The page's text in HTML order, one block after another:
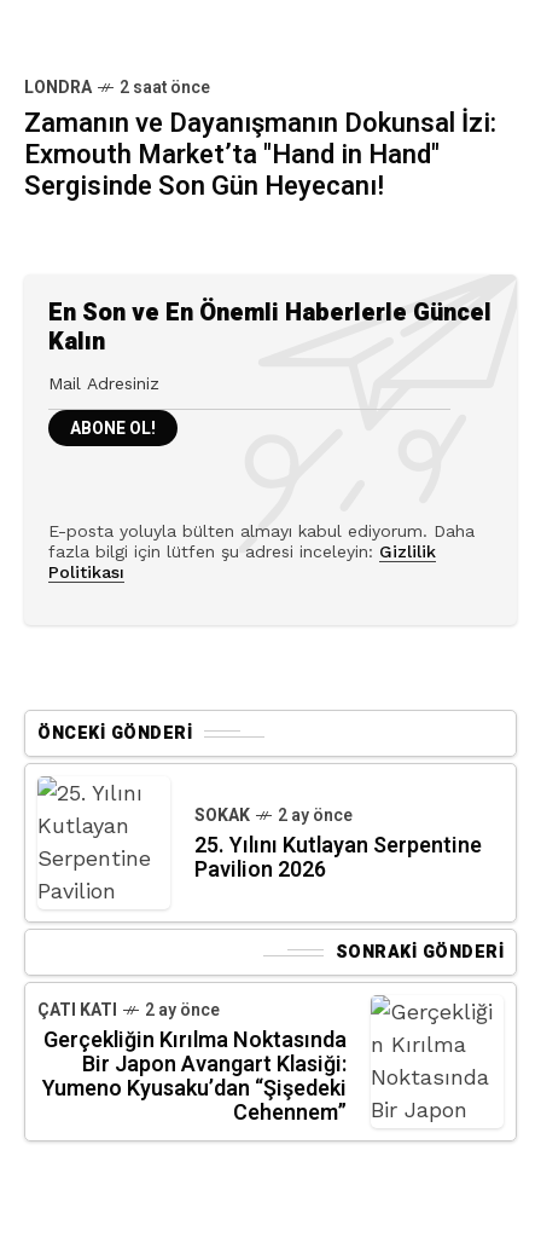
LONDRA 2 saat önce
Zamanın ve Dayanışmanın Dokunsal İzi:
Exmouth Market’ta "Hand in Hand"
Sergisinde Son Gün Heyecanı!
En Son ve En Önemli Haberlerle Güncel
Kalın
E-posta yoluyla bülten almayı kabul ediyorum. Daha
fazla bilgi için lütfen şu adresi inceleyin: Gizlilik
Politikası
ÖNCEKI GÖNDERI
SOKAK 2 ay önce
25. Yılını Kutlayan Serpentine
Pavilion 2026
SONRAKI GÖNDERI
ÇATI KATI 2 ay önce
Gerçekliğin Kırılma Noktasında
Bir Japon Avangart Klasiği:
Yumeno Kyusaku’dan “Şişedeki
Cehennem”